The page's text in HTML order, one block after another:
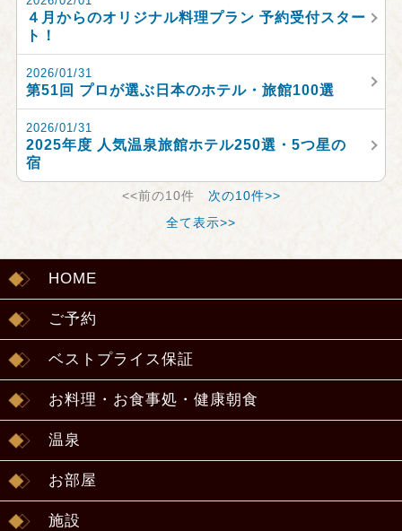
４月からのオリジナル料理プラン 予約受付スター
ト！
2026/01/31
第51回 プロが選ぶ日本のホテル・旅館100選
2026/01/31
2025年度 人気温泉旅館ホテル250選・5つ星の
宿
<<前の10件 次の10件>>
全て表示>>
HOME
ご予約
ベストプライス保証
お料理・お食事処・健康朝食
温泉
お部屋
施設